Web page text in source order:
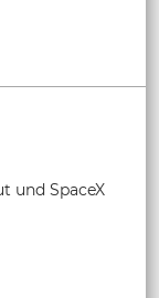
und SpaceX